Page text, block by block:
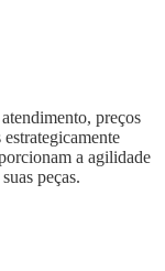
preços
a agilidade
peças.